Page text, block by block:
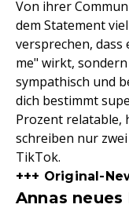
Von ihrer
dem Statement
versprechen, dass
me" wirkt,
sympathisch und
dich bestimmt
Prozent relatable,
schreiben nur
TikTok.
+++ Original-
Annas neues